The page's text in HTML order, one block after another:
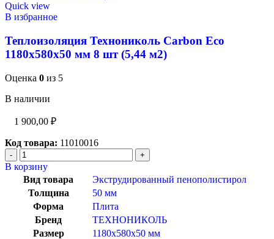
Quick view
В избранное
Теплоизоляция Технониколь Carbon Eco
1180x580x50 мм 8 шт (5,44 м2)
Оценка 0 из 5
В наличии
1 900,00 ₽
Код товара: 11010016
В корзину
Вид товара
Экструдированный пенополистирол
Толщина
50 мм
Форма
Плита
Бренд
ТЕХНОНИКОЛЬ
Размер
1180x580x50 мм